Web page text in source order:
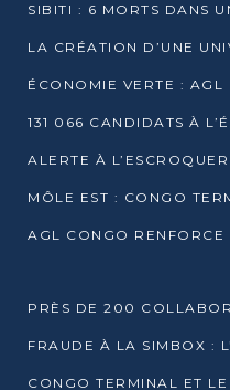
131 066 CANDIDATS À
PRÈS DE 200 COLLABORATEURS D’AGL